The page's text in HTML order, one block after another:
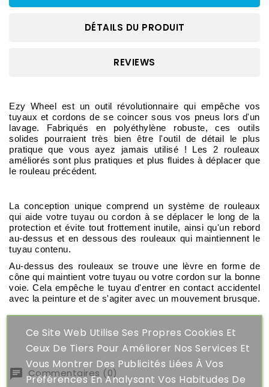
DÉTAILS DU PRODUIT
REVIEWS
Ezy Wheel est un outil révolutionnaire qui empêche vos
tuyaux et cordons de se coincer sous vos pneus lors d'un
lavage. Fabriqués en polyéthylène robuste, ces outils
solides pourraient très bien être l'outil de détail le plus
pratique que vous ayez jamais utilisé ! Les 2 rouleaux
améliorés sont plus pratiques et plus fluides à déplacer que
le rouleau précédent.
La conception unique comprend un système de rouleaux
qui aide votre tuyau ou cordon à se déplacer le long de la
protection et évite tout frottement inutile, ainsi qu'un rebord
au-dessus et en dessous des rouleaux qui maintiennent le
tuyau contenu.
Au-dessus des rouleaux se trouve une lèvre en forme de
cône qui maintient votre tuyau ou votre cordon sur la bonne
voie. Cela empêche le tuyau d'entrer en contact accidentel
avec la peinture et de s'agiter avec un mouvement brusque.
Commentaires (0)
Ce Site Web Utilise Ses Propres Cookies Et
Ceux De Tiers Pour Améliorer Nos Services Et
Vous Montrer Des Publicités Liées À Vos
Préférences En Analysant Vos Habitudes De